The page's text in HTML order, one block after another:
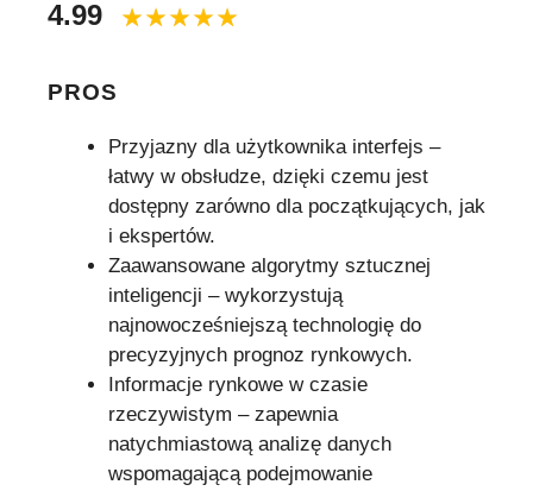
4.99
PROS
Przyjazny dla użytkownika interfejs –
łatwy w obsłudze, dzięki czemu jest
dostępny zarówno dla początkujących, jak
i ekspertów.
Zaawansowane algorytmy sztucznej
inteligencji – wykorzystują
najnowocześniejszą technologię do
precyzyjnych prognoz rynkowych.
Informacje rynkowe w czasie
rzeczywistym – zapewnia
natychmiastową analizę danych
wspomagającą podejmowanie